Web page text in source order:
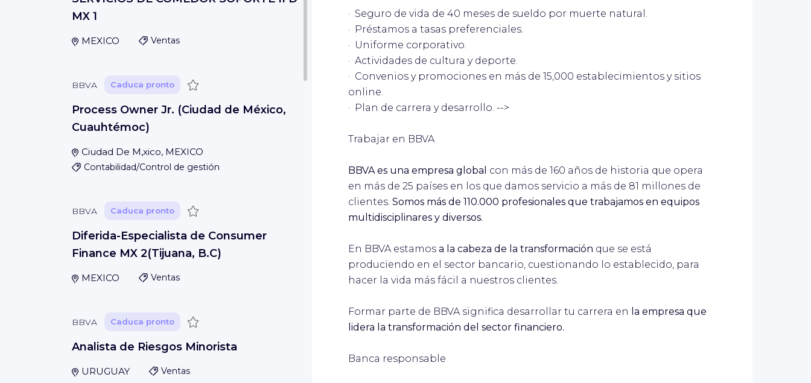
MX 1
MEXICO Ventas
BBVA Caduca pronto Guardar
Process Owner Jr. (Ciudad de México,
Cuauhtémoc)
Ciudad De M‚xico, MEXICO
Contabilidad/Control de gestión
BBVA Caduca pronto Guardar
Diferida-Especialista de Consumer
Finance MX 2(Tijuana, B.C)
MEXICO Ventas
BBVA Caduca pronto Guardar
Analista de Riesgos Minorista
URUGUAY Ventas
· Seguro de vida de 40 meses de sueldo por muerte natural.
· Préstamos a tasas preferenciales.
· Uniforme corporativo.
· Actividades de cultura y deporte.
· Convenios y promociones en más de 15,000 establecimientos y sitios
online.
· Plan de carrera y desarrollo. -->
Trabajar en BBVA
BBVA es una empresa global con más de 160 años de historia que opera
en más de 25 países en los que damos servicio a más de 81 millones de
clientes. Somos más de 110.000 profesionales que trabajamos en equipos
multidisciplinares y diversos.
En BBVA estamos a la cabeza de la transformación que se está
produciendo en el sector bancario, cuestionando lo establecido, para
hacer la vida más fácil a nuestros clientes.
Formar parte de BBVA significa desarrollar tu carrera en la empresa que
lidera la transformación del sector financiero.
Banca responsable